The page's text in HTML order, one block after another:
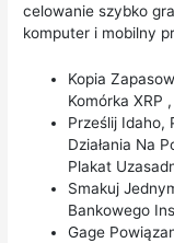
celowanie szybko
komputer i mobilny
Kopia
Komórka XRP
Prześlij Idaho,
Działania Na
Plakat
Smakuj
Bankowego
Gage